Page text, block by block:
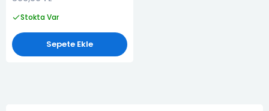
Stokta Var
Sepete Ekle